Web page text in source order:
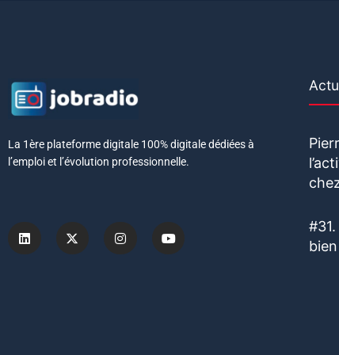
La 1ère plateforme digitale 100% digitale dédiées à
l’emploi et l’évolution professionnelle.